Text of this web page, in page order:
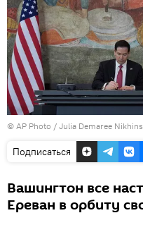
© AP Photo / Julia Demaree
Подписаться
Вашингтон все
Ереван в орбиту